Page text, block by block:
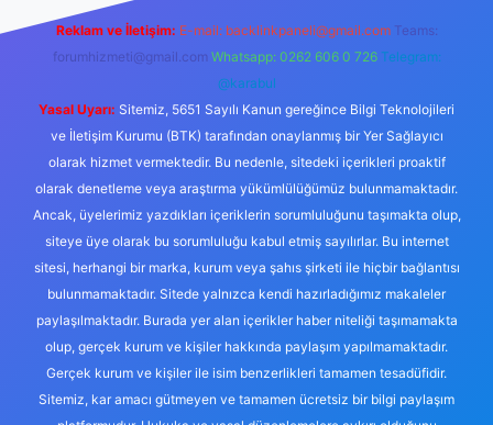
Reklam ve İletişim: E-mail: backlinkpaneli@gmail.com Teams:
forumhizmeti@gmail.com Whatsapp: 0262 606 0 726 Telegram:
@karabul
Yasal Uyarı: Sitemiz, 5651 Sayılı Kanun gereğince Bilgi Teknolojileri
ve İletişim Kurumu (BTK) tarafından onaylanmış bir Yer Sağlayıcı
olarak hizmet vermektedir. Bu nedenle, sitedeki içerikleri proaktif
olarak denetleme veya araştırma yükümlülüğümüz bulunmamaktadır.
Ancak, üyelerimiz yazdıkları içeriklerin sorumluluğunu taşımakta olup,
siteye üye olarak bu sorumluluğu kabul etmiş sayılırlar. Bu internet
sitesi, herhangi bir marka, kurum veya şahıs şirketi ile hiçbir bağlantısı
bulunmamaktadır. Sitede yalnızca kendi hazırladığımız makaleler
paylaşılmaktadır. Burada yer alan içerikler haber niteliği taşımamakta
olup, gerçek kurum ve kişiler hakkında paylaşım yapılmamaktadır.
Gerçek kurum ve kişiler ile isim benzerlikleri tamamen tesadüfidir.
Sitemiz, kar amacı gütmeyen ve tamamen ücretsiz bir bilgi paylaşım